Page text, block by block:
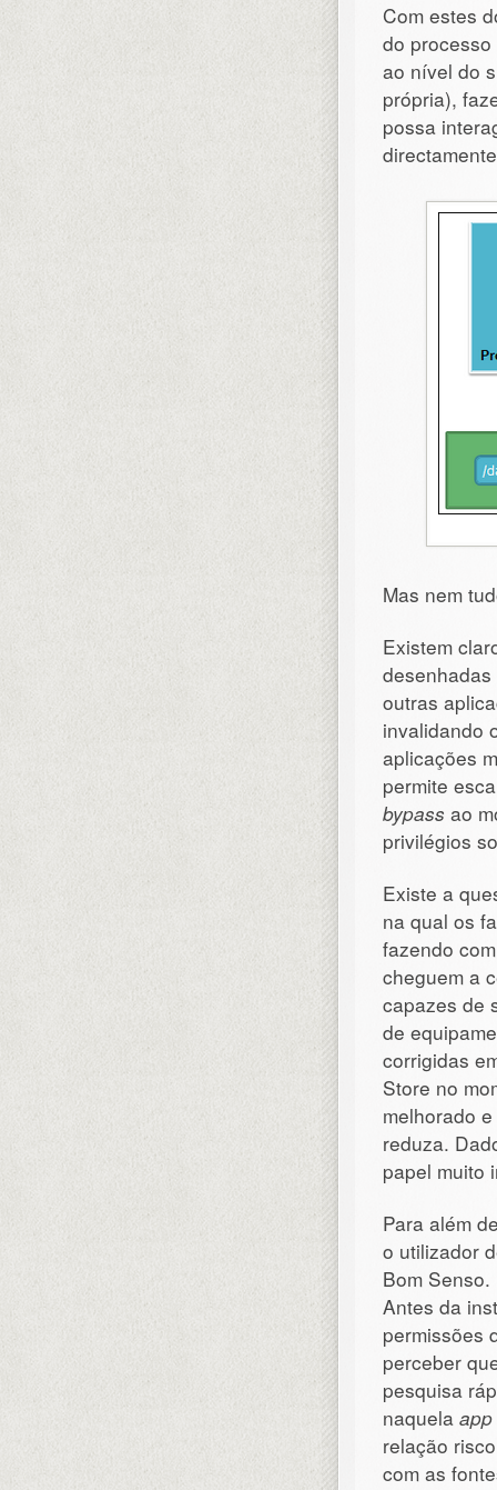
Com estes
do
ao nível do
própria),
possa
Mas nem
Existem
outras
invalidando
aplicações
permite
bypass ao
privilégios
Existe a
na qual os
fazendo
cheguem a
capazes de
de
corrigidas
Store no
melhorado
reduza.
papel muito
Para além
o utilizador
Bom Senso.
Antes da
permissões
perceber
pesquisa
naquela app
relação
com as